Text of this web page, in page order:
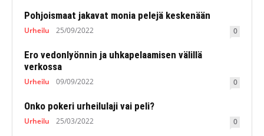
Pohjoismaat jakavat monia pelejä keskenään
Urheilu 25/09/2022 0
Ero vedonlyönnin ja uhkapelaamisen välillä
verkossa
Urheilu 09/09/2022 0
Onko pokeri urheilulaji vai peli?
Urheilu 25/03/2022 0